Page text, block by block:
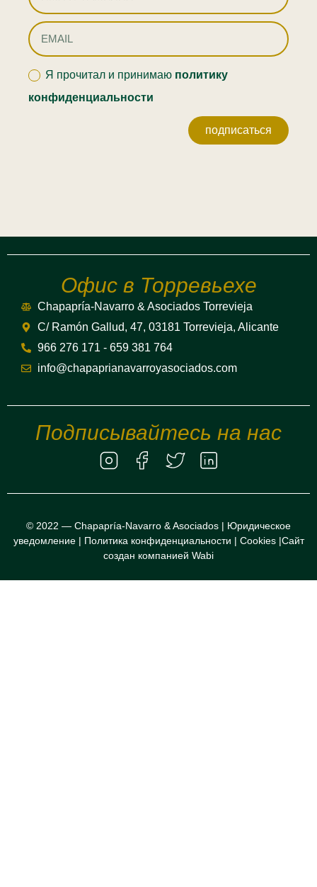
Я прочитал и принимаю политику
конфиденциальности
подписаться
Офис в Торревьехе
Chapapría-Navarro & Asociados Torrevieja
C/ Ramón Gallud, 47, 03181 Torrevieja, Alicante
966 276 171 - 659 381 764
info@chapaprianavarroyasociados.com
Подписывайтесь на нас
© 2022 — Chapapría-Navarro & Asociados | Юридическое
уведомление| Политика конфиденциальности | Cookies|Сайт
создан компанией Wabi